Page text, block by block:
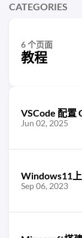
CATEGORIES
6 个页面
教程
VSCode 配置
Jun 02, 2025
Windows11
Sep 06, 2023